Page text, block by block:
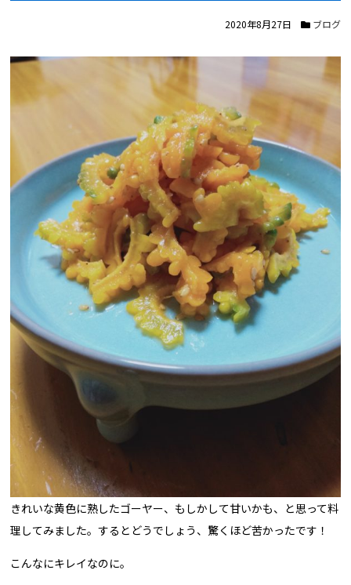
2020年8月27日 ブログ
きれいな黄色に熟したゴーヤー、もしかして甘いかも、と思って料
理してみました。するとどうでしょう、驚くほど苦かったです！
こんなにキレイなのに。